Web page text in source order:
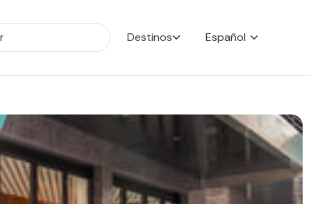
Destinos Español